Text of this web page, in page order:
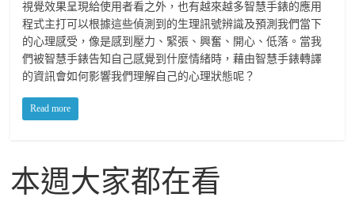
視覺效果呈現給使用者看之外，也有越來越多智慧手錶的應用
程式主打可以根據這些偵測到的生理訊號辨識及預測我們當下
的心理感受，像是感到壓力、緊張、興奮、開心、低落。當我
們被智慧手錶告知自己感覺到什麼情緒時，藉由智慧手錶轉譯
的資訊會如何影響我們理解自己的心理狀態呢？
Read more
本週大家都在看